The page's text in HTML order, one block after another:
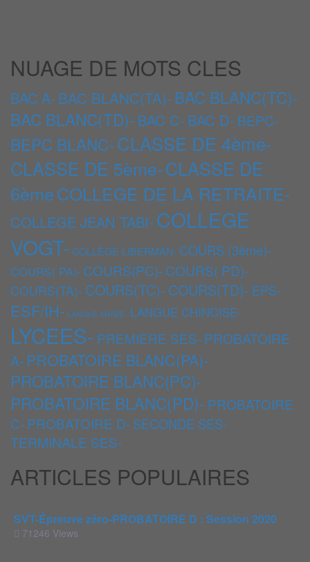
NUAGE DE MOTS CLES
BAC A- BAC BLANC(TA)- BAC BLANC(TC)-
BAC BLANC(TD)- BAC C- BAC D- BEPC-
BEPC BLANC-CLASSE DE 4ème-
CLASSE DE 5ème-CLASSE DE
6èmeCOLLEGE DE LA RETRAITE-
COLLEGE JEAN TABI- COLLEGE
VOGT- COLLÈGE LIBERMAN- COURS (3ème)-
COURS( PA)- COURS(PC)-COURS( PD)-
COURS(TA)- COURS(TC)- COURS(TD)- EPS-
ESF/IH- LANGUE ARABE- LANGUE CHINOISE-
LYCEES- PREMIERE SES- PROBATOIRE
A- PROBATOIRE BLANC(PA)-
PROBATOIRE BLANC(PC)-
PROBATOIRE BLANC(PD)- PROBATOIRE
C- PROBATOIRE D-SECONDE SES-
TERMINALE SES-
ARTICLES POPULAIRES
SVT-Épreuve zéro-PROBATOIRE D : Session 2020
71246 Views